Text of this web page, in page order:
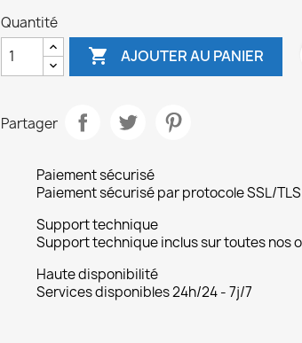
Quantité
 AJOUTER AU PANIER
Partager
Paiement sécurisé
Paiement sécurisé par protocole SSL/TLS
Support technique
Support technique inclus sur toutes nos
Haute disponibilité
Services disponibles 24h/24 - 7j/7